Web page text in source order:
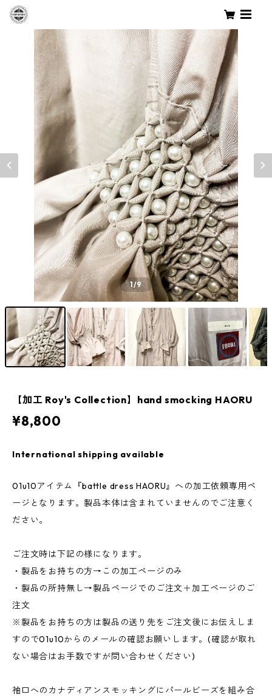
1/9
【加工 Roy's Collection】hand smocking HAORU
¥8,800
International shipping available
01u10アイテム『battle dress HAORU』への加工依頼専用ペ
ージとなります。製品本体は含まれていませんのでご注意く
ださい。
ご注文時は下記の様になります。
・製品をお持ちの方→この加工ページのみ
・製品の所持無し→製品ページでのご注文＋加工ページのご
注文
※製品をお持ちの方は製品の送り先をご注文後にお伝えしま
すので01u10からのメールの確認お願いします。(確認が取れ
ない場合はお手数ですが問い合わせください)
袖口へのカナディアンスモッキングにパールビーズを組み合